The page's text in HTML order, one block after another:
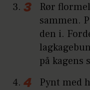
Rør
sammen.
den i.
på kagens
Pynt med